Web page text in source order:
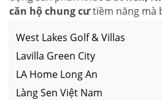
căn hộ chung cưtiềm năng mà
West Lakes Golf & Villas
Lavilla Green City
LA Home Long An
Làng Sen Việt Nam